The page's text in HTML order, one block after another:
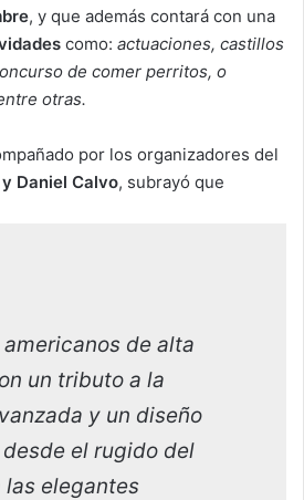
, y que además contará con una
como: actuaciones, castillos
de comer perritos, o
otras.
por los organizadores del
Daniel Calvo, subrayó que
de alta
un tributo a la
y un diseño
el rugido del
elegantes